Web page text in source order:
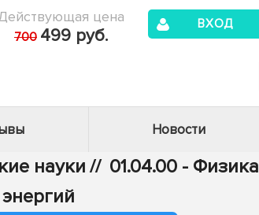
цена
700 499 руб.
ВХОД
Новости
науки // 01.04.00 - Физика